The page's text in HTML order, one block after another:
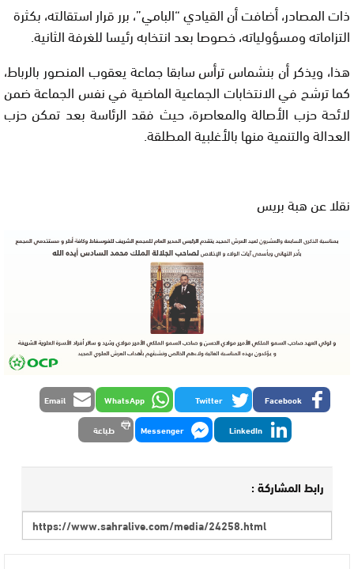
ذات المصادر، أضافت أن القيادي “البامي”، برر قرار استقالته، بكثرة
التزاماته ومسؤولياته، خصوصا بعد انتخابه رئيسا للغرفة الثانية.
هذا، ويذكر أن بنشماس ترأس سابقا جماعة يعقوب المنصور بالرباط،
كما ترشح في الانتخابات الجماعية الماضية في نفس الجماعة ضمن
لائحة حزب الأصالة والمعاصرة، حيث فقد الرئاسة بعد تمكن حزب
العدالة والتنمية منها بالأغلبية المطلقة.
نقلا عن هبة بريس
Facebook
Twitter
WhatsApp
Email
LinkedIn
Messenger طباعة
رابط المشاركة :